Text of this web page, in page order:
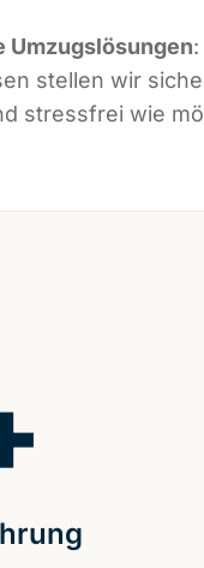
Umzugslösungen
stellen wir
stressfrei wie